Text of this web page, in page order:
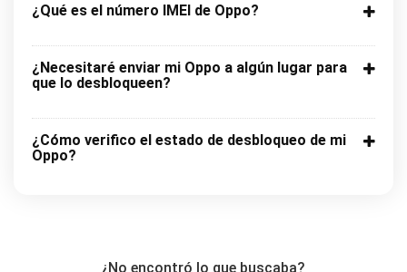
¿Qué es el número IMEI de Oppo?
¿Necesitaré enviar mi Oppo a algún lugar para
que lo desbloqueen?
¿Cómo verifico el estado de desbloqueo de mi
Oppo?
¿No encontró lo que buscaba?